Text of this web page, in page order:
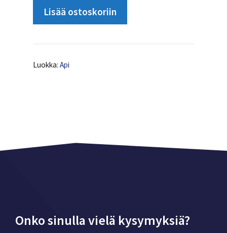
unlimited
Lisää ostoskoriin
Luokka: Api
Onko sinulla vielä kysymyksiä?